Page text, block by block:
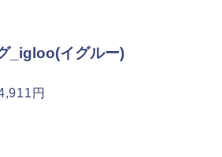
_igloo(イグルー)
円